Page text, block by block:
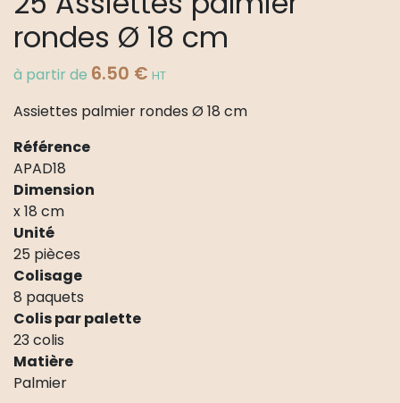
rondes Ø 18 cm
à partir de 6.50 € HT
Assiettes palmier rondes Ø 18 cm
Référence
APAD18
Dimension
x 18 cm
Unité
25 pièces
Colisage
8 paquets
Colis par palette
23 colis
Matière
Palmier